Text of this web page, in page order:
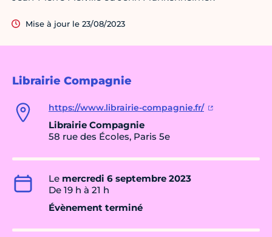
Librairie Compagnie
https://www.librairie-compagnie.fr/
Librairie Compagnie
58 rue des Écoles, Paris 5e
Le mercredi 6 septembre 2023
De 19 h à 21 h
Évènement terminé
Mise à jour le 23/08/2023